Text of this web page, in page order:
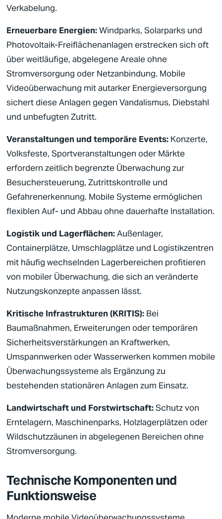
Verkabelung.
Erneuerbare Energien:Windparks, Solarparks und
Photovoltaik-Freiflächenanlagen erstrecken sich oft
über weitläufige, abgelegene Areale ohne
Stromversorgung oder Netzanbindung. Mobile
Videoüberwachung mit autarker Energieversorgung
sichert diese Anlagen gegen Vandalismus, Diebstahl
und unbefugten Zutritt.
Veranstaltungen und temporäre Events: Konzerte,
Volksfeste, Sportveranstaltungen oder Märkte
erfordern zeitlich begrenzte Überwachung zur
Besuchersteuerung, Zutrittskontrolle und
Gefahrenerkennung. Mobile Systeme ermöglichen
flexiblen Auf- und Abbau ohne dauerhafte Installation.
Logistik und Lagerflächen:Außenlager,
Containerplätze, Umschlagplätze und Logistikzentren
mit häufig wechselnden Lagerbereichen profitieren
von mobiler Überwachung, die sich an veränderte
Nutzungskonzepte anpassen lässt.
Kritische Infrastrukturen (KRITIS): Bei
Baumaßnahmen, Erweiterungen oder temporären
Sicherheitsverstärkungen an Kraftwerken,
Umspannwerken oder Wasserwerken kommen mobile
Überwachungssysteme als Ergänzung zu
bestehenden stationären Anlagen zum Einsatz.
Landwirtschaft und Forstwirtschaft:Schutz von
Erntelagern, Maschinenparks, Holzlagerplätzen oder
Wildschutzzäunen in abgelegenen Bereichen ohne
Stromversorgung.
Technische Komponenten und
Funktionsweise